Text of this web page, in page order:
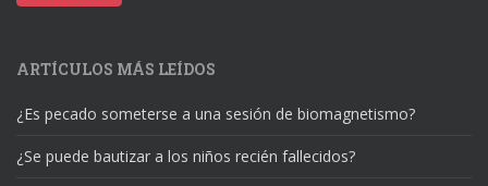
electrónico
ARTÍCULOS MÁS LEÍDOS
¿Es pecado someterse a una sesión de biomagnetismo?
¿Se puede bautizar a los niños recién fallecidos?